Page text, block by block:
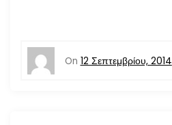
On 12 Σεπτεμβρίου, 2014